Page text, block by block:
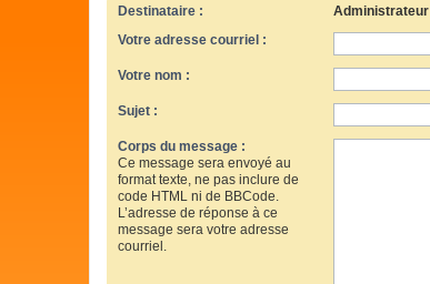
Destinataire :
Administrateur
Votre adresse courriel :
Votre nom :
Sujet :
Corps du message :
Ce message sera envoyé au
format texte, ne pas inclure de
code HTML ni de BBCode.
L’adresse de réponse à ce
message sera votre adresse
courriel.